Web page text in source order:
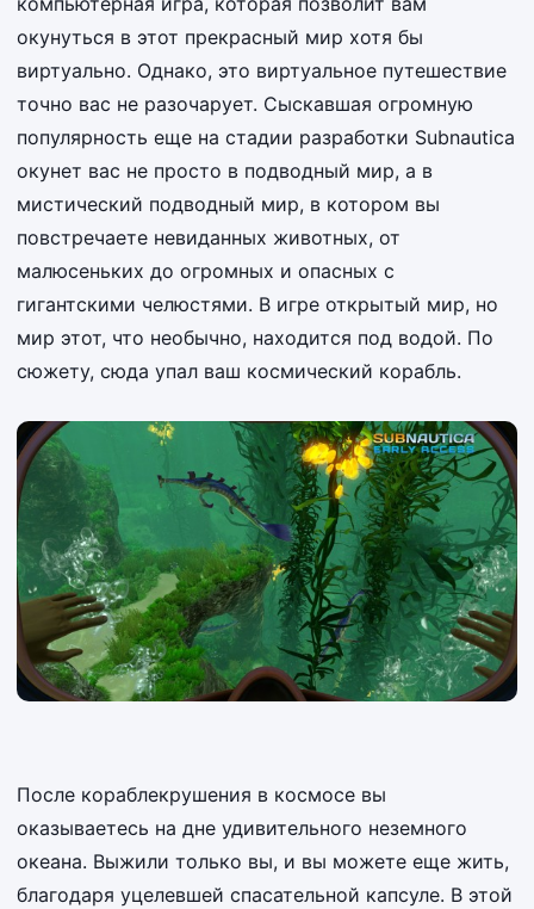
окунуться в этот прекрасный мир хотя бы
виртуально. Однако, это виртуальное путешествие
точно вас не разочарует. Сыскавшая огромную
популярность еще на стадии разработки Subnautica
окунет вас не просто в подводный мир, а в
мистический подводный мир, в котором вы
повстречаете невиданных животных, от
малюсеньких до огромных и опасных с
гигантскими челюстями. В игре открытый мир, но
мир этот, что необычно, находится под водой. По
сюжету, сюда упал ваш космический корабль.
После кораблекрушения в космосе вы
оказываетесь на дне удивительного неземного
океана. Выжили только вы, и вы можете еще жить,
благодаря уцелевшей спасательной капсуле. В этой